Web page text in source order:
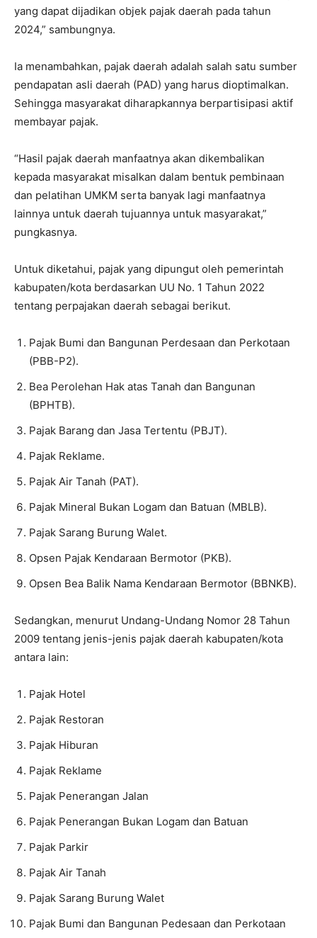
yang dapat dijadikan objek pajak daerah pada tahun
2024,” sambungnya.
Ia menambahkan, pajak daerah adalah salah satu sumber
pendapatan asli daerah (PAD) yang harus dioptimalkan.
Sehingga masyarakat diharapkannya berpartisipasi aktif
membayar pajak.
“Hasil pajak daerah manfaatnya akan dikembalikan
kepada masyarakat misalkan dalam bentuk pembinaan
dan pelatihan UMKM serta banyak lagi manfaatnya
lainnya untuk daerah tujuannya untuk masyarakat,”
pungkasnya.
Untuk diketahui, pajak yang dipungut oleh pemerintah
kabupaten/kota berdasarkan UU No. 1 Tahun 2022
tentang perpajakan daerah sebagai berikut.
Pajak Bumi dan Bangunan Perdesaan dan Perkotaan
(PBB-P2).
Bea Perolehan Hak atas Tanah dan Bangunan
(BPHTB).
Pajak Barang dan Jasa Tertentu (PBJT).
Pajak Reklame.
Pajak Air Tanah (PAT).
Pajak Mineral Bukan Logam dan Batuan (MBLB).
Pajak Sarang Burung Walet.
Opsen Pajak Kendaraan Bermotor (PKB).
Opsen Bea Balik Nama Kendaraan Bermotor (BBNKB).
Sedangkan, menurut Undang-Undang Nomor 28 Tahun
2009 tentang jenis-jenis pajak daerah kabupaten/kota
antara lain:
Pajak Hotel
Pajak Restoran
Pajak Hiburan
Pajak Reklame
Pajak Penerangan Jalan
Pajak Penerangan Bukan Logam dan Batuan
Pajak Parkir
Pajak Air Tanah
Pajak Sarang Burung Walet
Pajak Bumi dan Bangunan Pedesaan dan Perkotaan